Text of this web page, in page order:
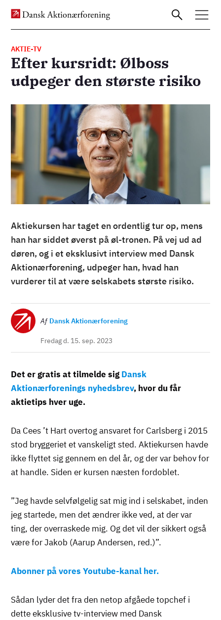
Gå
til
AKTIE-TV
Efter kursridt: Ølboss
udpeger den største risiko
Billede
Aktiekursen har taget en ordentlig tur op, mens
han har siddet øverst på øl-tronen. På vej ud ad
døren, og i et eksklusivt interview med Dansk
Aktionærforening, udpeger han, hvad han
vurderer til at være selskabets største risiko.
Billede
Af Dansk Aktionærforening
Fredag d. 15. sep. 2023
Det er gratis at tilmelde sigDansk
Aktionærforenings nyhedsbrev, hvor du får
aktietips hver uge.
Da Cees ’t Hart overtog ansvaret for Carlsberg i 2015
stod bryggeriet et vanskeligt sted. Aktiekursen havde
ikke flyttet sig gennem en del år, og der var behov for
at handle. Siden er kursen næsten fordoblet.
”Jeg havde selvfølgelig sat mig ind i selskabet, inden
jeg startede, men det ændrer ikke ved, at der var
ting, der overraskede mig. Og det vil der sikkert også
være for Jakob (Aarup Andersen, red.)”.
Abonner på vores Youtube-kanal her.
Sådan lyder det fra den netop afgåede topchef i
dette eksklusive tv-interview med Dansk